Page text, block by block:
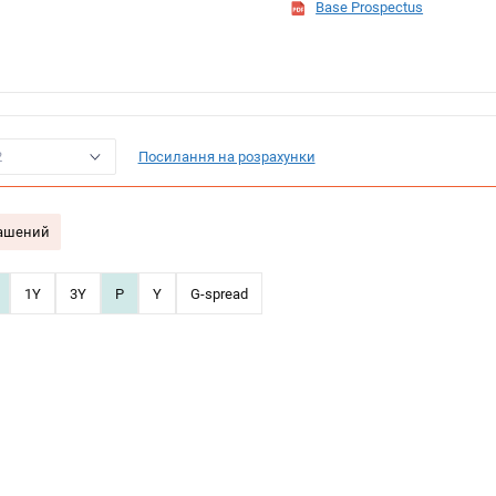
Base Prospectus
Посилання на розрахунки
1Y 3Y P Y G-spread